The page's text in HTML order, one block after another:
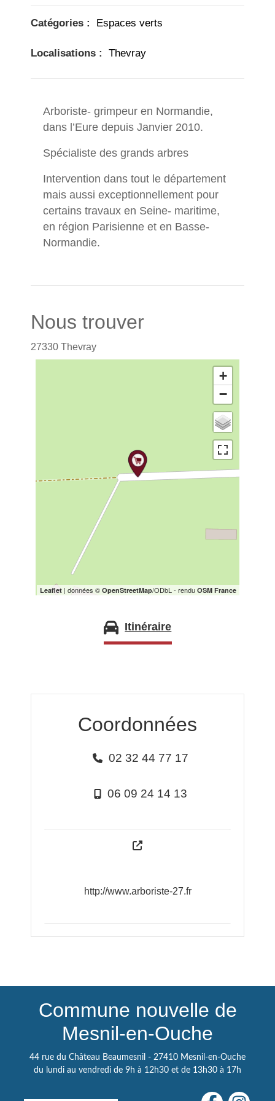
Catégories : Espaces verts
Localisations : Thevray
Arboriste- grimpeur en Normandie,
dans l’Eure depuis Janvier 2010.
Spécialiste des grands arbres
Intervention dans tout le département
mais aussi exceptionnellement pour
certains travaux en Seine- maritime,
en région Parisienne et en Basse-
Normandie.
Nous trouver
27330 Thevray
+
−
Leaflet | données © OpenStreetMap/ODbL - rendu OSM France
Itinéraire
Coordonnées
02 32 44 77 17
06 09 24 14 13
http://www.arboriste-27.fr
Commune nouvelle de
Mesnil-en-Ouche
44 rue du Château Beaumesnil - 27410 Mesnil-en-Ouche
du lundi au vendredi de 9h à 12h30 et de 13h30 à 17h